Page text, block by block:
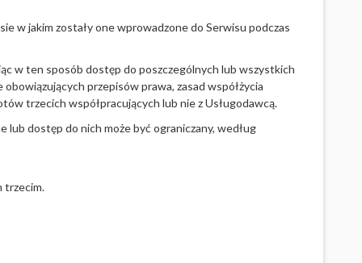
w jakim zostały one wprowadzone do Serwisu podczas
w ten sposób dostęp do poszczególnych lub wszystkich
przepisów prawa, zasad współżycia
trzecich współpracujących lub nie z Usługodawcą.
lub dostęp do nich może być ograniczany, według
trzecim.